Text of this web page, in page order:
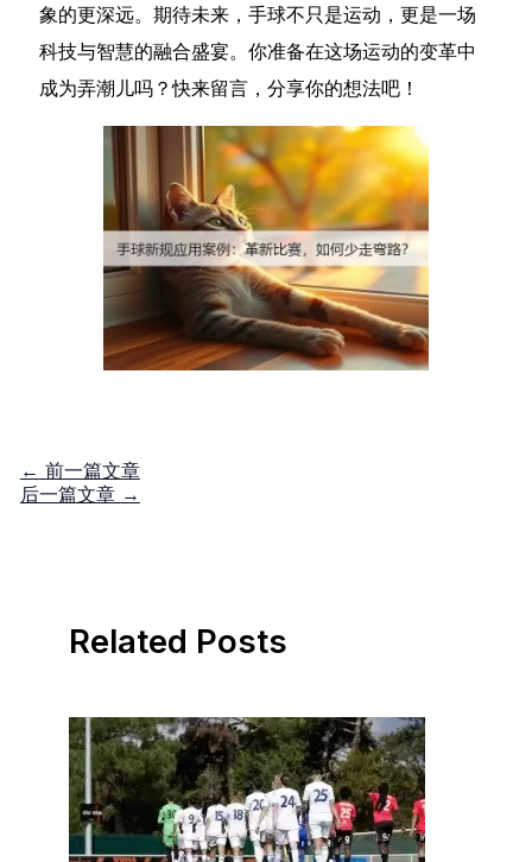
象的更深远。期待未来，手球不只是运动，更是一场
科技与智慧的融合盛宴。你准备在这场运动的变革中
成为弄潮儿吗？快来留言，分享你的想法吧！
← 前一篇文章
后一篇文章 →
Related Posts